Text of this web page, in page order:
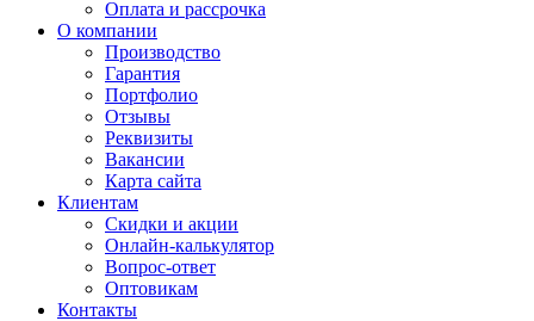
Оплата и рассрочка
О компании
Производство
Гарантия
Портфолио
Отзывы
Реквизиты
Вакансии
Карта сайта
Клиентам
Скидки и акции
Онлайн-калькулятор
Вопрос-ответ
Оптовикам
Контакты